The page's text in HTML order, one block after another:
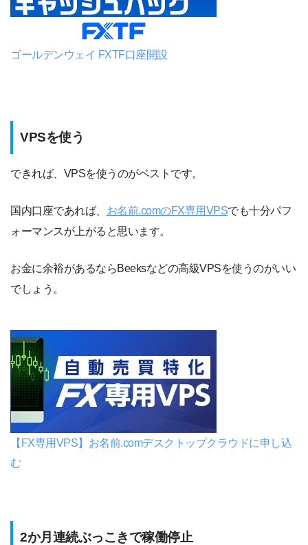
ゴールデンウェイ FXTF口座開設
VPSを使う
できれば、VPSを使うのがベストです。
国内口座であれば、 お名前.comのFX専用VPSでも十分パフ
ォーマンスが上がると思います。
お金に余裕があるならBeeksなどの高級VPSを使うのがいい
でしょう。
【FX専用VPS】お名前.comデスクトップクラウドに申し込
む
2か月連続ぶっこきで稼働停止